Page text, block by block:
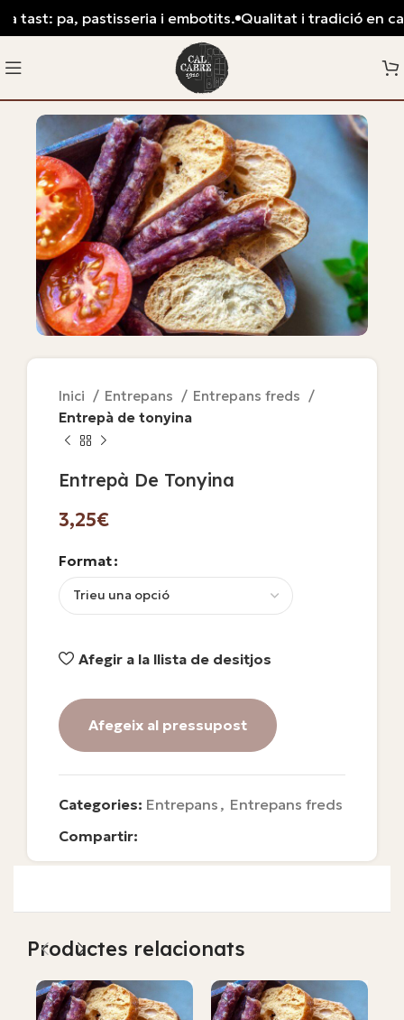
Inici Entrepans
Entrepans freds
Entrepà de tonyina
Entrepà De Tonyina
€
Format
Afegir a la llista de desitjos
Afegeix al pressupost
Categories: Entrepans , Entrepans freds
Compartir:
Productes relacionats
tast: pa, pastisseria i embotits. Qualitat i tradició en